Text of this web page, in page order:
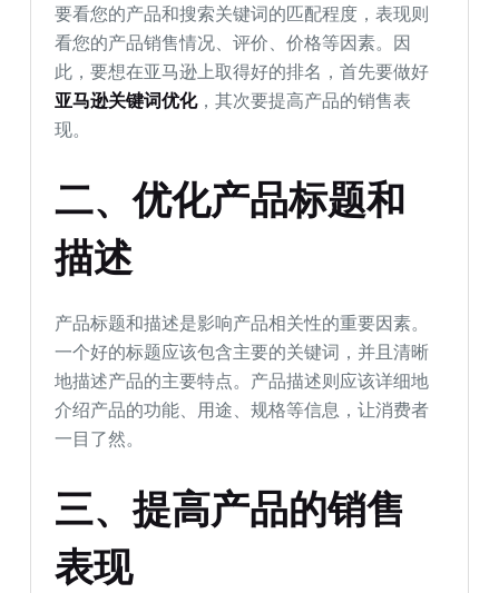
要看您的产品和搜索关键词的匹配程度，表现则
看您的产品销售情况、评价、价格等因素。因
此，要想在亚马逊上取得好的排名，首先要做好
亚马逊关键词优化，其次要提高产品的销售表
现。
二、优化产品标题和
描述
产品标题和描述是影响产品相关性的重要因素。
一个好的标题应该包含主要的关键词，并且清晰
地描述产品的主要特点。产品描述则应该详细地
介绍产品的功能、用途、规格等信息，让消费者
一目了然。
三、提高产品的销售
表现